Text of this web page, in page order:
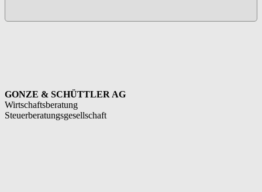
GONZE & SCHÜTTLER AG
Wirtschaftsberatung
Steuerberatungsgesellschaft